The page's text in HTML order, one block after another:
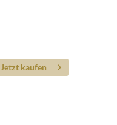
Jetzt kaufen